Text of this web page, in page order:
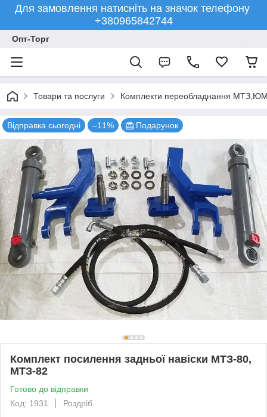
Для замовлення натисніть на значок телефону
+380965842744
Опт-Торг
Товари та послуги Комплекти переобладнання
Відправка сьогодні –11% Подарунок
Комплект посилення задньої навіски МТЗ-80,
МТЗ-82
Готово до відправки
Код: 1931
Роздріб